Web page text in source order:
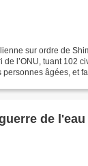
sur ordre de
de l’ONU, tuant 102
personnes âgées, et
de l'eau